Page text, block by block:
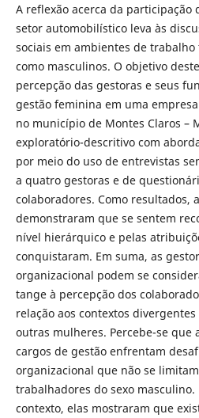
A reflexão acerca da participação
setor automobilístico leva às
sociais em ambientes de
como masculinos. O objetivo
percepção das gestoras e seus
gestão feminina em uma
no município de Montes Claros –
exploratório-descritivo com
por meio do uso de entrevistas
a quatro gestoras e de
colaboradores. Como resultados,
demonstraram que se sentem
nível hierárquico e pelas
conquistaram. Em suma, as
organizacional podem se
tange à percepção dos
relação aos contextos
outras mulheres. Percebe-se que
cargos de gestão enfrentam
organizacional que não se
trabalhadores do sexo masculino.
contexto, elas mostraram que